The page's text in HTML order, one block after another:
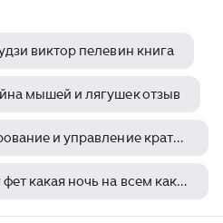
виктор пелевин книга
мышей и лягушек отзыв
брайан трейси делегирование и управление краткое содержание
афанасий афанасьевич фет какая ночь на всем какая нега